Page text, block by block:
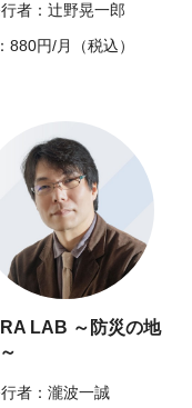
者：辻野晃一郎
880円/月（税込）
LAB ～防災の地
者：瀧波一誠